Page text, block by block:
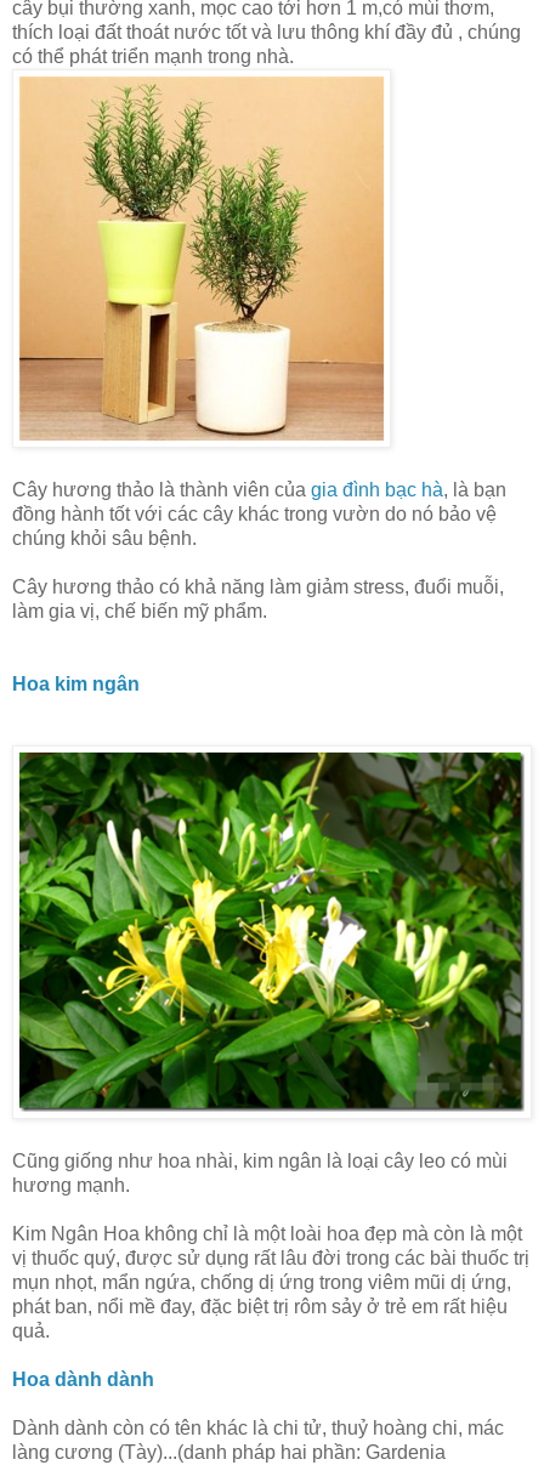
cây bụi thường xanh, mọc cao tới hơn 1 m,có mùi thơm,
thích loại đất thoát nước tốt và lưu thông khí đầy đủ , chúng
có thể phát triển mạnh trong nhà.
Cây hương thảo là thành viên của gia đình bạc hà, là bạn
đồng hành tốt với các cây khác trong vườn do nó bảo vệ
chúng khỏi sâu bệnh.
Cây hương thảo có khả năng làm giảm stress, đuổi muỗi,
làm gia vị, chế biến mỹ phẩm.
Hoa kim ngân
Cũng giống như hoa nhài, kim ngân là loại cây leo có mùi
hương mạnh.
Kim Ngân Hoa không chỉ là một loài hoa đẹp mà còn là một
vị thuốc quý, được sử dụng rất lâu đời trong các bài thuốc trị
mụn nhọt, mẩn ngứa, chống dị ứng trong viêm mũi dị ứng,
phát ban, nổi mề đay, đặc biệt trị rôm sảy ở trẻ em rất hiệu
quả.
Hoa dành dành
Dành dành còn có tên khác là chi tử, thuỷ hoàng chi, mác
làng cương (Tày)...(danh pháp hai phần: Gardenia